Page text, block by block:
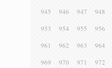
945
946 947 948
953
954 955 956
961
962 963 964
969
970 971 972